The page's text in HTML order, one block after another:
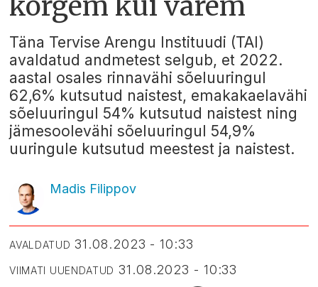
Täna Tervise Arengu Instituudi (TAI)
avaldatud andmetest selgub, et 2022.
aastal osales rinnavähi sõeluuringul
62,6% kutsutud naistest, emakakaelavähi
sõeluuringul 54% kutsutud naistest ning
jämesoolevähi sõeluuringul 54,9%
uuringule kutsutud meestest ja naistest.
Madis Filippov
AVALDATUD 31.08.2023 - 10:33
VIIMATI UUENDATUD 31.08.2023 - 10:33